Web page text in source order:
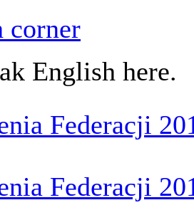
corner
English here.
Federacji
Federacji